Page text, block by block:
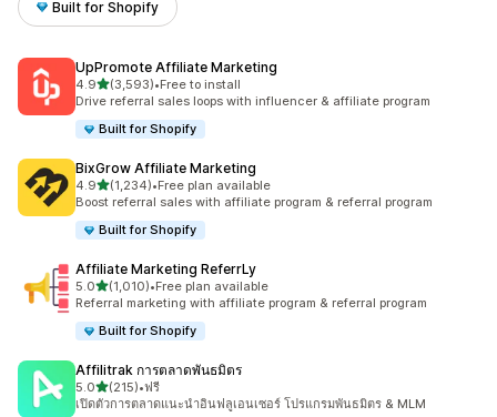
Built for Shopify
UpPromote Affiliate Marketing
4.9เต็ม 5 ดาว
(3,593)
ทั้งหมด 3593 รีวิว
•Free to install
Drive referral sales loops with influencer & affiliate program
Built for Shopify
BixGrow Affiliate Marketing
4.9เต็ม 5 ดาว
(1,234)
ทั้งหมด 1234 รีวิว
•Free plan available
Boost referral sales with affiliate program & referral program
Built for Shopify
Affiliate Marketing ReferrLy
5.0เต็ม 5 ดาว
(1,010)
ทั้งหมด 1010 รีวิว
•Free plan available
Referral marketing with affiliate program & referral program
Built for Shopify
Affilitrak การตลาดพันธมิตร
5.0เต็ม 5 ดาว
(215)
ทั้งหมด 215 รีวิว
•ฟรี
เปิดตัวการตลาดแนะนำอินฟลูเอนเซอร์ โปรแกรมพันธมิตร & MLM